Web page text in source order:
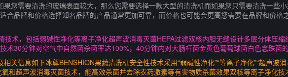
您需要清洗的玻璃表面较大，那么您需要选择一款大型的清洗机而如果您只需要清洗一些
合品牌和价格选择知名品牌的产品通常更加可靠，而价格也可能会更高您需要在品牌和价格
术，包括弱碱性净化等离子净化超声波消毒灭菌HEPA过滤双核内胆无缝设计多层分体压缩
术30分钟对空气中自然菌杀菌率达100%，40分钟内对大肠杆菌金黄色葡萄球菌白色念珠菌的
关信息如下冰尊BENSHION果蔬清洗机安全性技术采用“弱碱性净化”“等离子净化”“超声波消
和超声波消毒灭菌技术，能高效杀菌并去除农药激素等有害物质杀菌效果双核等离子净化技